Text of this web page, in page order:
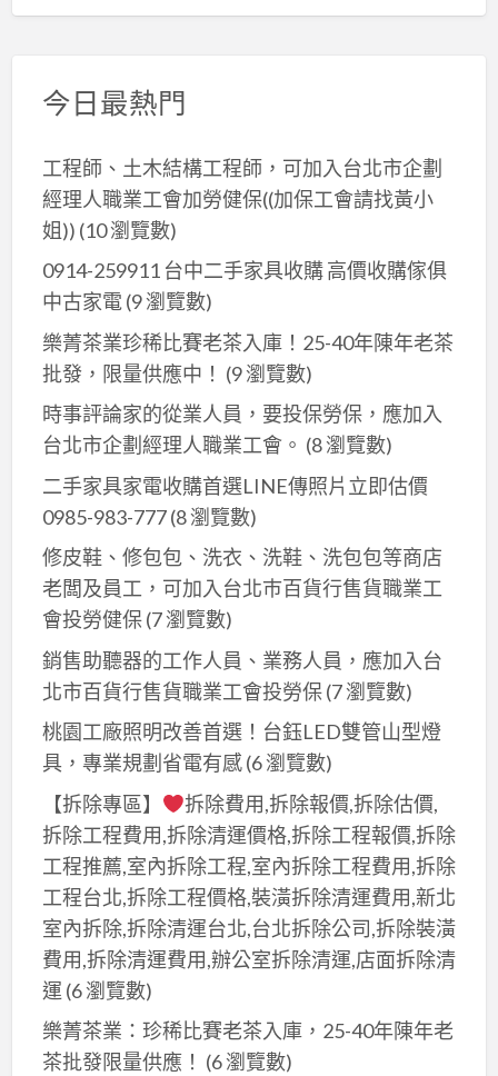
今日最熱門
工程師、土木結構工程師，可加入台北市企劃
經理人職業工會加勞健保((加保工會請找黃小
姐)) (10 瀏覽數)
0914-259911 台中二手家具收購 高價收購傢俱
中古家電(9 瀏覽數)
樂菁茶業珍稀比賽老茶入庫！25-40年陳年老茶
批發，限量供應中！ (9 瀏覽數)
時事評論家的從業人員，要投保勞保，應加入
台北市企劃經理人職業工會。 (8 瀏覽數)
二手家具家電收購首選LINE傳照片立即估價
0985-983-777(8 瀏覽數)
修皮鞋、修包包、洗衣、洗鞋、洗包包等商店
老闆及員工，可加入台北巿百貨行售貨職業工
會投勞健保(7 瀏覽數)
銷售助聽器的工作人員、業務人員，應加入台
北市百貨行售貨職業工會投勞保(7 瀏覽數)
桃園工廠照明改善首選！台鈺LED雙管山型燈
具，專業規劃省電有感(6 瀏覽數)
【拆除專區】
拆除費用,拆除報價,拆除估價,
拆除工程費用,拆除清運價格,拆除工程報價,拆除
工程推薦,室內拆除工程,室內拆除工程費用,拆除
工程台北,拆除工程價格,裝潢拆除清運費用,新北
室內拆除,拆除清運台北,台北拆除公司,拆除裝潢
費用,拆除清運費用,辦公室拆除清運,店面拆除清
運 (6 瀏覽數)
樂菁茶業：珍稀比賽老茶入庫，25-40年陳年老
茶批發限量供應！ (6 瀏覽數)